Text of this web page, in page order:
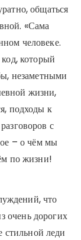
общаться
«Сама
человеке.
который
незаметными
жизни,
подходы к
с
– о чём мы
по жизни!
что
очень дорогих
стильной леди